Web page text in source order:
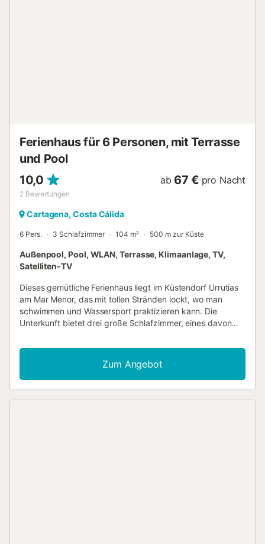
Ferienhaus für 6 Personen, mit Terrasse
und Pool
10,0
2 Bewertungen
ab 67 € pro Nacht
Cartagena, Costa Cálida
6 Pers. 3 Schlafzimmer 104 m² 500 m zur Küste
Außenpool, Pool, WLAN, Terrasse, Klimaanlage, TV,
Satelliten-TV
Dieses gemütliche Ferienhaus liegt im Küstendorf Urrutias
am Mar Menor, das mit tollen Stränden lockt, wo man
schwimmen und Wassersport praktizieren kann. Die
Unterkunft bietet drei große Schlafzimmer, eines davon
Sonne frühstücken kann. Das geräumige und moderne
Wohn-/Esszimmer eignet sich ideal, um die gemeinsame
Zeit zu genießen. Im Außenbereich gibt es ein
hauseigenes Schwimmbad, das für erfrischende
Zum Angebot